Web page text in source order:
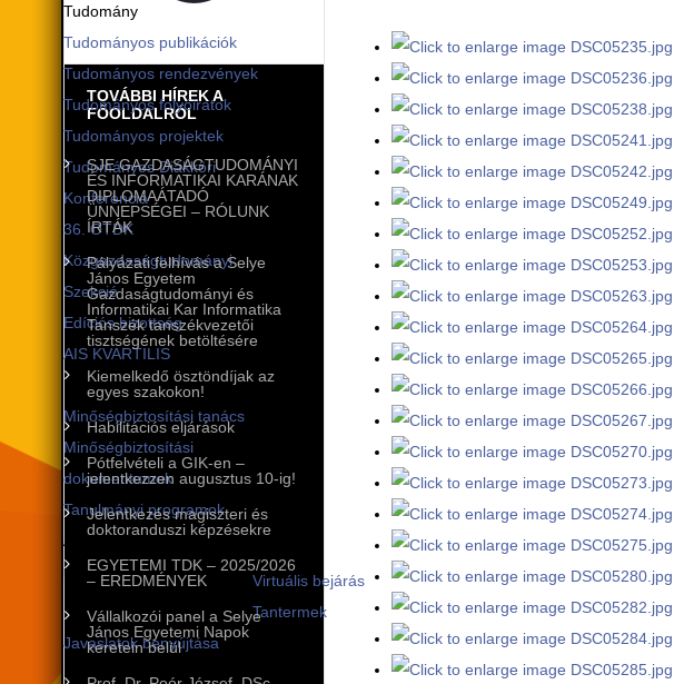
Tudomány
Tudományos publikációk
Tudományos rendezvények
Tudományos folyóiratok
Tudományos projektek
Tudományos Diákköri
Konferencia
36. OTDK
Közgazdaságtudományi
Szekció
Edíciós bizottság
AIS KVARTILIS
Minőségbiztosítás
Minőségbiztosítási tanács
Minőségbiztosítási
dokumentumok
Tanulmányi programok
A tanulmányi programok
infrastruktúrája
Virtuális bejárás
Tantermek
Javaslatok benyújtása
Nemzetközi kapcsolatok
TOVÁBBI HÍREK A
FŐOLDALRÓL
SJE GAZDASÁGTUDOMÁNYI
ÉS INFORMATIKAI KARÁNAK
DIPLOMAÁTADÓ
ÜNNEPSÉGEI – RÓLUNK
ÍRTÁK
Pályázati felhívás a Selye
János Egyetem
Gazdaságtudományi és
Informatikai Kar Informatika
Tanszék tanszékvezetői
tisztségének betöltésére
Kiemelkedő ösztöndíjak az
egyes szakokon!
Habilitációs eljárások
Pótfelvételi a GIK-en –
jelentkezzen augusztus 10-ig!
Jelentkezés magiszteri és
doktoranduszi képzésekre
EGYETEMI TDK – 2025/2026
– EREDMÉNYEK
Vállalkozói panel a Selye
János Egyetemi Napok
keretein belül